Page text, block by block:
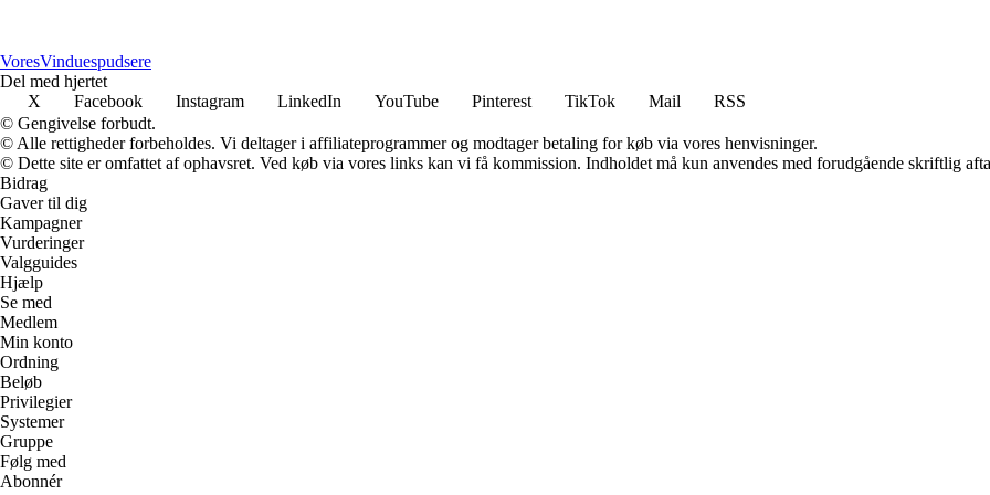
VoresVinduespudsere
Del med hjertet
X
Facebook Instagram LinkedIn YouTube Pinterest TikTok Mail
RSS
© Gengivelse forbudt.
© Alle rettigheder forbeholdes. Vi deltager i affiliateprogrammer og modtager betaling for køb via vores henvisninger.
© Dette site er omfattet af ophavsret. Ved køb via vores links kan vi få kommission. Indholdet må kun anvendes med forudgående skriftlig
Bidrag
Gaver til dig
Kampagner
Vurderinger
Valgguides
Hjælp
Se med
Medlem
Min konto
Ordning
Beløb
Privilegier
Systemer
Gruppe
Følg med
Abonnér